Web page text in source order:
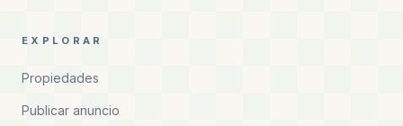
EXPLORAR
Propiedades
Publicar anuncio